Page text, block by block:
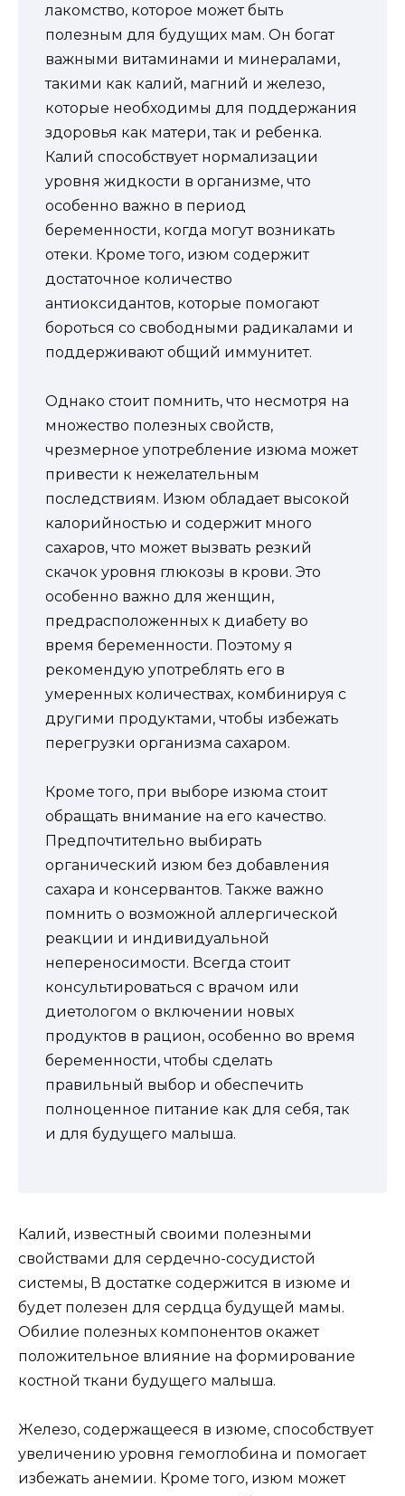
лакомство, которое может быть
полезным для будущих мам. Он богат
важными витаминами и минералами,
такими как калий, магний и железо,
которые необходимы для поддержания
здоровья как матери, так и ребенка.
Калий способствует нормализации
уровня жидкости в организме, что
особенно важно в период
беременности, когда могут возникать
отеки. Кроме того, изюм содержит
достаточное количество
антиоксидантов, которые помогают
бороться со свободными радикалами и
поддерживают общий иммунитет.
Однако стоит помнить, что несмотря на
множество полезных свойств,
чрезмерное употребление изюма может
привести к нежелательным
последствиям. Изюм обладает высокой
калорийностью и содержит много
сахаров, что может вызвать резкий
скачок уровня глюкозы в крови. Это
особенно важно для женщин,
предрасположенных к диабету во
время беременности. Поэтому я
рекомендую употреблять его в
умеренных количествах, комбинируя с
другими продуктами, чтобы избежать
перегрузки организма сахаром.
Кроме того, при выборе изюма стоит
обращать внимание на его качество.
Предпочтительно выбирать
органический изюм без добавления
сахара и консервантов. Также важно
помнить о возможной аллергической
реакции и индивидуальной
непереносимости. Всегда стоит
консультироваться с врачом или
диетологом о включении новых
продуктов в рацион, особенно во время
беременности, чтобы сделать
правильный выбор и обеспечить
полноценное питание как для себя, так
и для будущего малыша.
Калий, известный своими полезными
свойствами для сердечно-сосудистой
системы, В достатке содержится в изюме и
будет полезен для сердца будущей мамы.
Обилие полезных компонентов окажет
положительное влияние на формирование
костной ткани будущего малыша.
Железо, содержащееся в изюме, способствует
увеличению уровня гемоглобина и помогает
избежать анемии. Кроме того, изюм может